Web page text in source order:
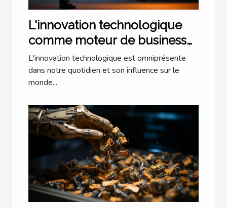
L'innovation technologique
comme moteur de business
pionnier
L'innovation technologique est omniprésente
dans notre quotidien et son influence sur le
monde...